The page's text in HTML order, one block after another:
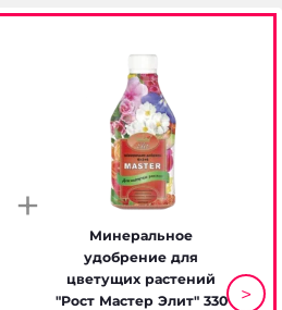
+
Минеральное
удобрение для
цветущих растений
"Рост Мастер Элит" 330
>